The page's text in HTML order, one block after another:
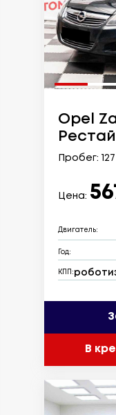
Opel
Пробег: 127
Цена:
Двигатель:
Год:
КПП:
В